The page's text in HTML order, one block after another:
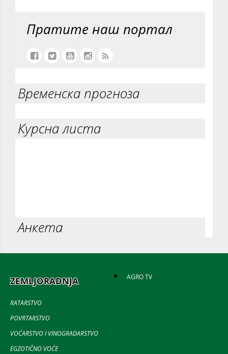
Пратите наш портал
Временска прогноза
Курсна листа
Анкета
ZEMLJORADNJA
RATARSTVO
POVRTARSTVO
VOĆARSTVO I VINOGRADARSTVO
EGZOTIČNO VOĆE
AGRO TV